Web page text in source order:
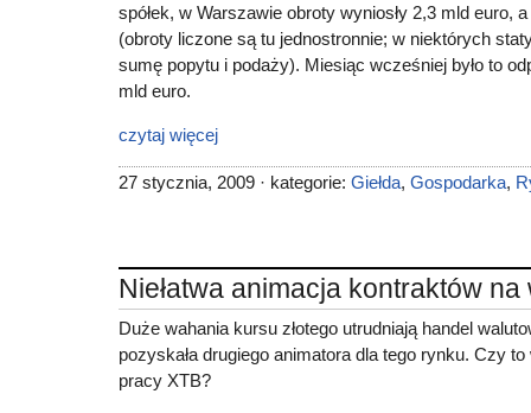
spółek, w Warszawie obroty wyniosły 2,3 mld euro,
(obroty liczone są tu jednostronnie; w niektórych
sumę popytu i podaży). Miesiąc wcześniej było to
mld euro.
czytaj więcej
27 stycznia, 2009 · kategorie: Giełda, Gospodarka,
Niełatwa animacja kontraktów na
Duże wahania kursu złotego utrudniają handel
pozyskała drugiego animatora dla tego rynku. Czy
pracy XTB?